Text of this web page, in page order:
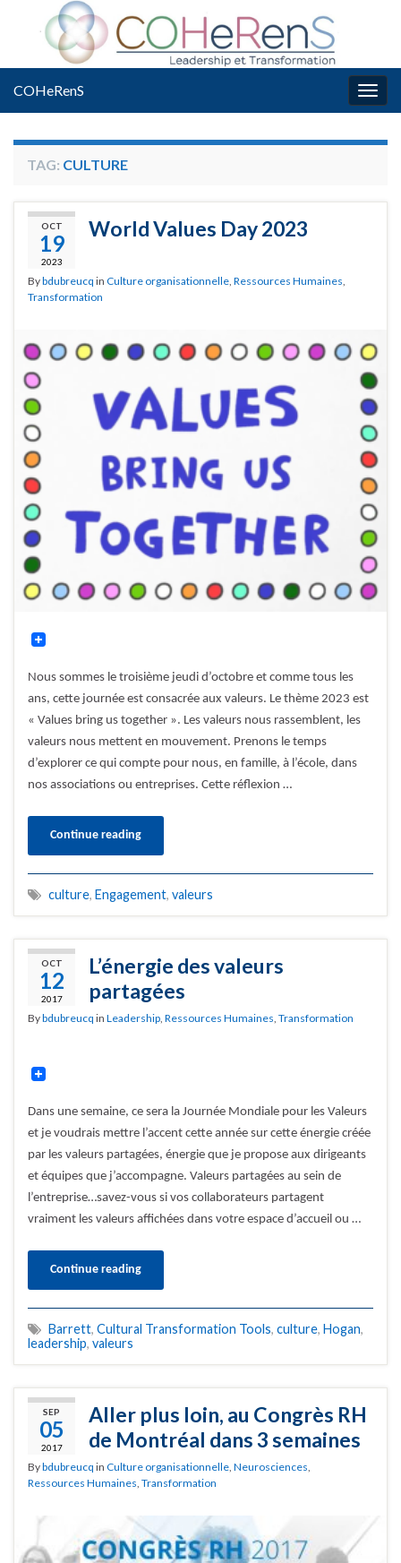
COHeRenS
TAG: CULTURE
OCT
19
2023
World Values Day 2023
Bybdubreucq in Culture organisationnelle Ressources Humaines
Transformation
Nous sommes le troisième jeudi d’octobre et comme tous les
ans, cette journée est consacrée aux valeurs. Le thème 2023 est
« Values bring us together ». Les valeurs nous rassemblent, les
valeurs nous mettent en mouvement. Prenons le temps
d’explorer ce qui compte pour nous, en famille, à l’école, dans
nos associations ou entreprises. Cette réflexion …
Continue reading
culture, Engagement, valeurs
OCT
12
2017
L’énergie des valeurs
partagées
Bybdubreucq in Leadership Ressources Humaines Transformation
Dans une semaine, ce sera la Journée Mondiale pour les Valeurs
et je voudrais mettre l’accent cette année sur cette énergie créée
par les valeurs partagées, énergie que je propose aux dirigeants
et équipes que j’accompagne. Valeurs partagées au sein de
l’entreprise…savez-vous si vos collaborateurs partagent
vraiment les valeurs affichées dans votre espace d’accueil ou …
Continue reading
Barrett, Cultural Transformation Tools, culture, Hogan,
leadership, valeurs
SEP
05
2017
Aller plus loin, au Congrès RH
de Montréal dans 3 semaines
Bybdubreucq in Culture organisationnelle Neurosciences
Ressources Humaines Transformation